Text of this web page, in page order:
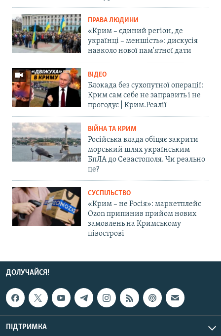
ПРАВА ЛЮДИНИ
«Крим – єдиний регіон, де
українці – меншість»: дискусія
навколо нової пам'ятної дати
ВІДЕО
Блокада без сухопутної операції:
Крим сам себе не заправить і не
прогодує | Крим.Реалії
ВІЙНА ТА КРИМ
Російська влада обіцяє закрити
морський шлях українським
БпЛА до Севастополя. Чи реально
це?
СУСПІЛЬСТВО
«Крим – не Росія»: маркетплейс
Ozon припинив прийом нових
замовлень на Кримському
півострові
ДОЛУЧАЙСЯ!
ПІДТРИМКА